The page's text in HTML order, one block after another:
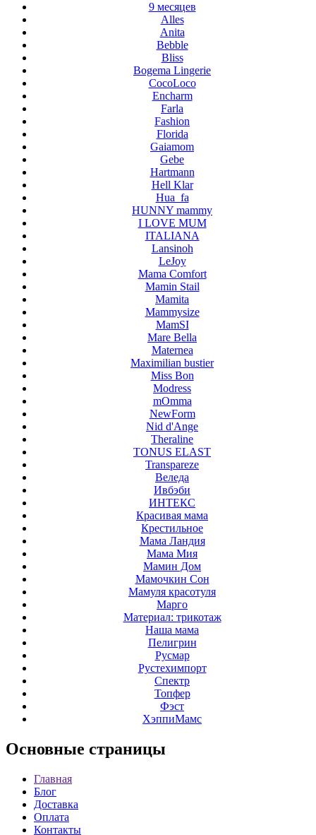
9 месяцев
Alles
Anita
Bebble
Bliss
Bogema Lingerie
CocoLoco
Encharm
Farla
Fashion
Florida
Gaiamom
Gebe
Hartmann
Hell Klar
Hua_fa
HUNNY mammy
I LOVE MUM
ITALIANA
Lansinoh
LeJoy
Mama Comfort
Mamin Stail
Mamita
Mammysize
MamSI
Mare Bella
Maternea
Maximilian bustier
Miss Bon
Modress
mOmma
NewForm
Nid d'Ange
Theraline
TONUS ELAST
Transpareze
Веледа
Ивбэби
ИНТЕКС
Красивая мама
Крестильное
Мама Ландия
Мама Мия
Мамин Дом
Мамочкин Сон
Мамуля красотуля
Марго
Материал: трикотаж
Наша мама
Пелигрин
Русмар
Рустехимпорт
Спектр
Топфер
Фэст
ХэппиМамс
Основные страницы
Главная
Блог
Доставка
Оплата
Контакты